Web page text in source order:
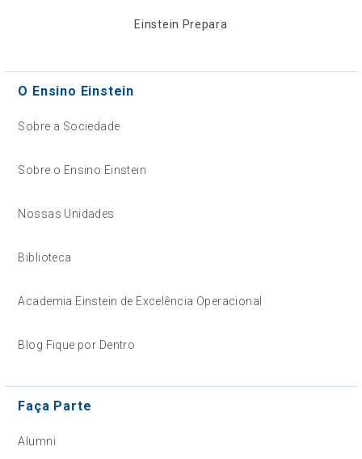
Einstein Prepara
O Ensino Einstein
Sobre a Sociedade
Sobre o Ensino Einstein
Nossas Unidades
Biblioteca
Academia Einstein de Excelência Operacional
Blog Fique por Dentro
Faça Parte
Alumni